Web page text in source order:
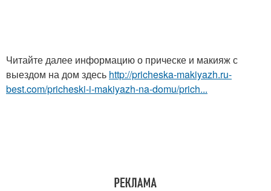
Читайте далее информацию о прическе и макияж с
выездом на дом здесь http://pricheska-makiyazh.ru-
best.com/pricheski-i-makiyazh-na-domu/prich...